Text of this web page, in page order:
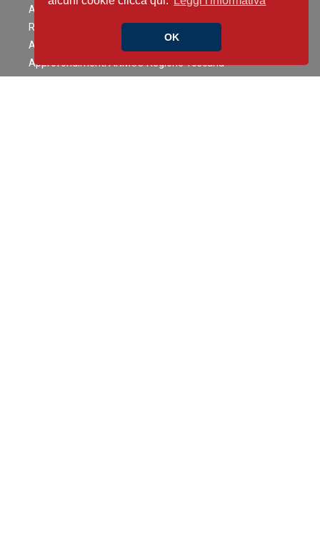
OK
AI NEWS IN CARDIOLOGY in less than 5 min
Richiedi la versione integrale di un articolo scientifico
ANMCO Talks Young
Approfondimenti ANMCO Regione Toscana